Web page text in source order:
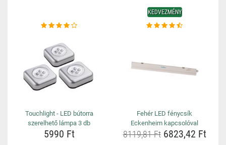
Touchlight - LED bútorra
szerelhető lámpa 3 db
5990 Ft
KEDVEZMÉNY
Fehér LED fénycsík
Eckenheim kapcsolóval
8119,81 Ft6823,42 Ft